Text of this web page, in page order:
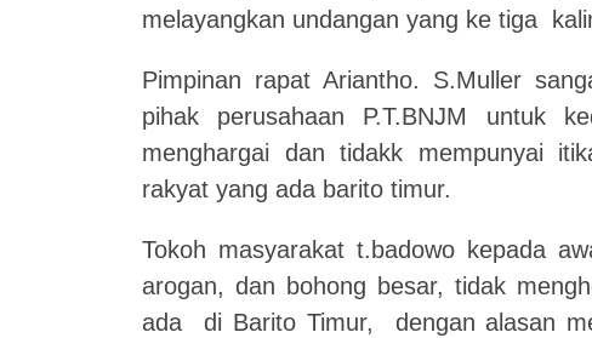
melayangkan undangan yang ke tiga
Pimpinan rapat Ariantho. S.Muller
pihak perusahaan P.T.BNJM untuk
menghargai dan tidakk mempunyai
rakyat yang ada barito timur.
Tokoh masyarakat t.badowo kepada
arogan, dan bohong besar, tidak
ada di Barito Timur, dengan alasan